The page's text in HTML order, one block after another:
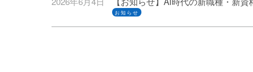
お知らせ